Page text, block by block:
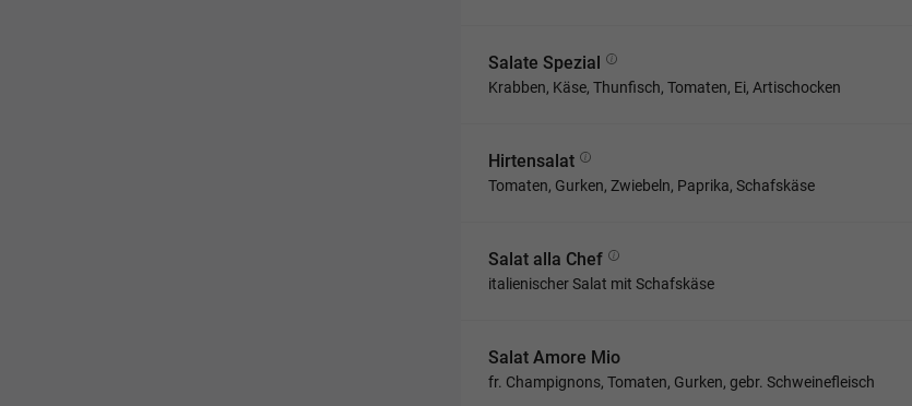
Salate Spezial
Krabben, Käse, Thunfisch, Tomaten, Ei, Artischocken
Hirtensalat
Tomaten, Gurken, Zwiebeln, Paprika, Schafskäse
Salat alla Chef
italienischer Salat mit Schafskäse
Salat Amore Mio
fr. Champignons, Tomaten, Gurken, gebr. Schweinefleisch